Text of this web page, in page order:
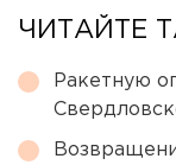
ЧИТАЙТЕ
Ракетную